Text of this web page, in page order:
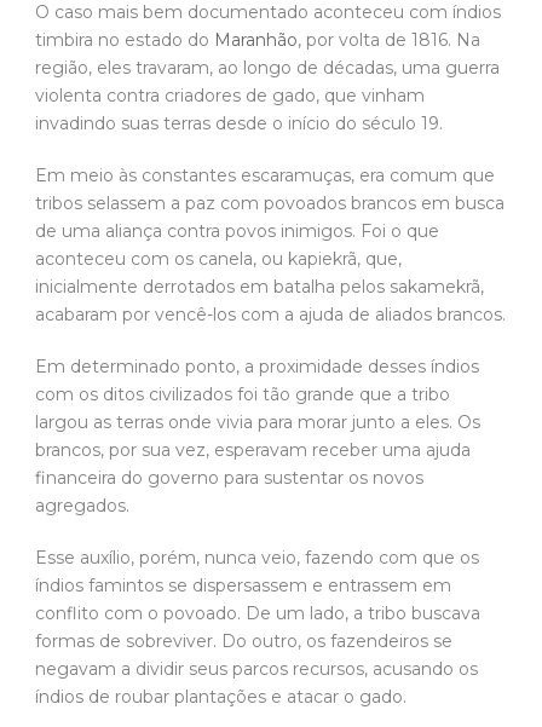
O caso mais bem documentado aconteceu com índios
timbira no estado do Maranhão, por volta de 1816. Na
região, eles travaram, ao longo de décadas, uma guerra
violenta contra criadores de gado, que vinham
invadindo suas terras desde o início do século 19.
Em meio às constantes escaramuças, era comum que
tribos selassem a paz com povoados brancos em busca
de uma aliança contra povos inimigos. Foi o que
aconteceu com os canela, ou kapiekrã, que,
inicialmente derrotados em batalha pelos sakamekrã,
acabaram por vencê-los com a ajuda de aliados brancos.
Em determinado ponto, a proximidade desses índios
com os ditos civilizados foi tão grande que a tribo
largou as terras onde vivia para morar junto a eles. Os
brancos, por sua vez, esperavam receber uma ajuda
financeira do governo para sustentar os novos
agregados.
Esse auxílio, porém, nunca veio, fazendo com que os
índios famintos se dispersassem e entrassem em
conflito com o povoado. De um lado, a tribo buscava
formas de sobreviver. Do outro, os fazendeiros se
negavam a dividir seus parcos recursos, acusando os
índios de roubar plantações e atacar o gado.